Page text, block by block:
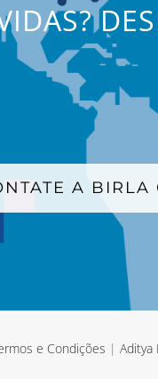
A BIRLA
e Condições |Aditya